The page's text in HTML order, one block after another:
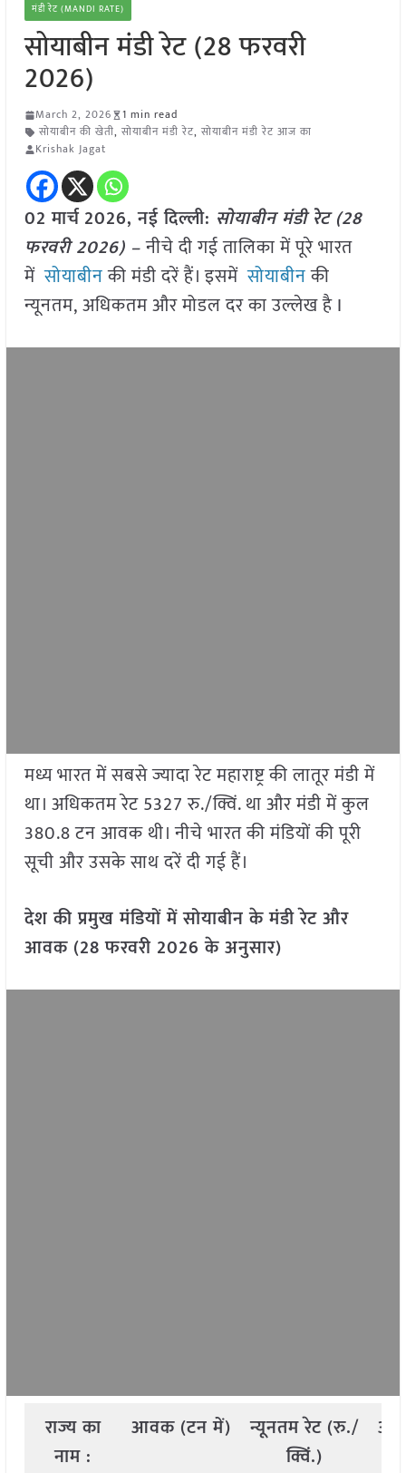
मंडी रेट (MANDI RATE)
सोयाबीन मंडी रेट (28 फरवरी
2026)
March 2, 2026
1 min read
सोयाबीन की खेती, सोयाबीन मंडी रेट, सोयाबीन मंडी रेट आज का
Krishak Jagat
02 मार्च2026, नई दिल्ली: सोयाबीन मंडी रेट (28
फरवरी 2026) –नीचे दी गई तालिका में पूरे भारत
में सोयाबीनकी मंडी दरें हैं। इसमें सोयाबीनकी
न्यूनतम, अधिकतम और मोडल दर का उल्लेख है I
मध्य भारत में सबसे ज्यादा रेट महाराष्ट्र की लातूर मंडी में
था। अधिकतम रेट 5327 रु./क्विं. था और मंडी में कुल
380.8 टन आवक थी। नीचे भारत की मंडियों की पूरी
सूची और उसके साथ दरें दी गई हैं।
देश की प्रमुख मंडियों में सोयाबीन के मंडी रेट और
आवक (28 फरवरी 2026 के अनुसार)
राज्यका
नाम :
आवक (टनमें) न्यूनतमरेट (रु./
क्विं.)